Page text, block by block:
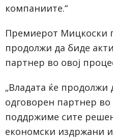
компаниите.“
Премиерот Мицкоски
продолжи да биде
партнер во овој
„Владата ќе продолжи
одговорен партнер во
поддржиме сите
економски издржани